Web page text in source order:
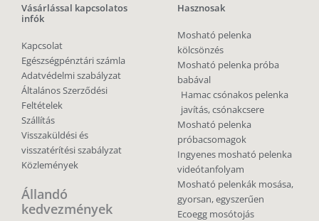
Vásárlással kapcsolatos
infók
Kapcsolat
Egészségpénztári számla
Adatvédelmi szabályzat
Általános Szerződési
Feltételek
Szállítás
Visszaküldési és
visszatérítési szabályzat
Közlemények
Állandó
kedvezmények
Hasznosak
Mosható pelenka
kölcsönzés
Mosható pelenka próba
babával
Hamac csónakos pelenka
javítás, csónakcsere
Mosható pelenka
próbacsomagok
Ingyenes mosható pelenka
videótanfolyam
Mosható pelenkák mosása,
gyorsan, egyszerűen
Ecoegg mosótojás